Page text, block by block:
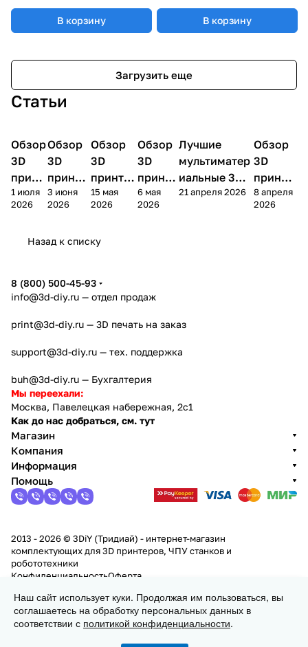
В корзину В корзину
Загрузить еще
Статьи
3D
принтеры
Обзор
3D
принт
ера
Bamb
1 июля
2026
3D
принтеры
Обзор
3D
принте
ра
Anycubi
4
3 июня
2026
3D
принтеры
Обзор
3D
принтер
а
FlashFo
Creator
15 мая
2026
3D
принтеры
Обзор
3D
принте
ра
Bambu
6 мая
2026
3D принтеры
Лучшие
мультиматер
иальные 3D
принтеры на
21 апреля 2026
3D
Обзор
3D
принте
ра
FlashF
8 апреля
2026
Назад к списку
В корзину
8 (800) 500-45-93
info@3d-diy.ru — отдел продаж
print@3d-diy.ru — 3D печать на заказ
support@3d-diy.ru — тех. поддержка
buh@3d-diy.ru — Бухгалтерия
Мы переехали:
Москва, Павелецкая набережная, 2с1
Как до нас добраться, см. тут
Магазин
Компания
Информация
Помощь
2013 - 2026 © 3DiY (Тридиай) - интернет-магазин
комплектующих для 3D принтеров, ЧПУ станков и
робототехники
КонфиденциальностьОферта
Наш сайт использует куки. Продолжая им пользоваться, вы
соглашаетесь на обработку персональных данных в
соответствии с политикой конфиденциальности.